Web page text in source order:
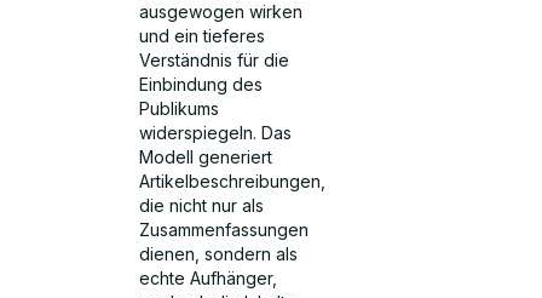
ausgewogen wirken
und ein tieferes
Verständnis für die
Einbindung des
Publikums
widerspiegeln. Das
Modell generiert
Artikelbeschreibungen,
die nicht nur als
Zusammenfassungen
dienen, sondern als
echte Aufhänger,